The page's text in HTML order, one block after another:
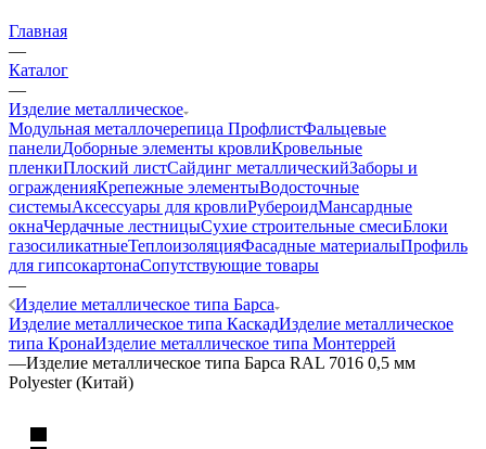
Главная
—
Каталог
—
Изделие металлическое
Модульная металлочерепица ПрофлистФальцевые
панелиДоборные элементы кровлиКровельные
пленкиПлоский листСайдинг металлическийЗаборы и
огражденияКрепежные элементыВодосточные
системыАксессуары для кровлиРубероидМансардные
окнаЧердачные лестницыСухие строительные смесиБлоки
газосиликатныеТеплоизоляцияФасадные материалыПрофиль
для гипсокартонаСопутствующие товары
—
Изделие металлическое типа Барса
Изделие металлическое типа КаскадИзделие металлическое
типа КронаИзделие металлическое типа Монтеррей
—Изделие металлическое типа Барса RAL 7016 0,5 мм
Polyester (Китай)